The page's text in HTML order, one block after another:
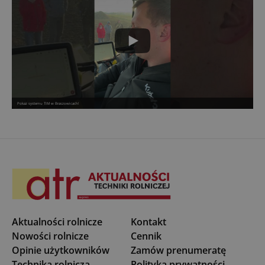
Pokaz systemu TIM w Braszowicach!
Aktualności rolnicze
Nowości rolnicze
Opinie użytkowników
Kontakt
Cennik
Zamów prenumeratę